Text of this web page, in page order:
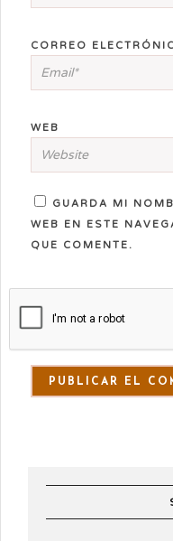
CORREO
WEB
GUARDA MI
WEB EN ESTE
QUE COMENTE.